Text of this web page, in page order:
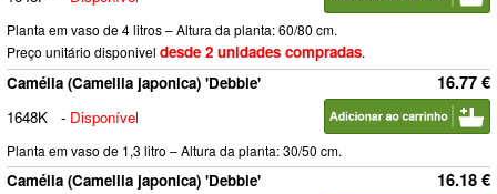
Planta em vaso de 4 litros – Altura da planta: 60/80 cm.
Preço unitário disponivel desde 2 unidades compradas.
16.77 €
Camélia (Camellia japonica) 'Debbie'
1648K
- Disponível
Planta em vaso de 1,3 litro – Altura da planta: 30/50 cm.
16.18 €
Camélia (Camellia japonica) 'Debbie'